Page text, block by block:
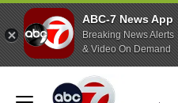
ABC-7 News App
Breaking News Alerts
& Video On Demand